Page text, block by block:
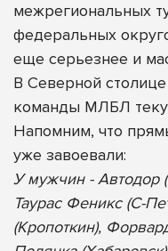
межрегиональных
федеральных
еще серьезнее и
В Северной
команды МЛБЛ
Напомним, что
уже завоевали:
У мужчин - Автодор
Таурас Феникс (С-
(Кропоткин),